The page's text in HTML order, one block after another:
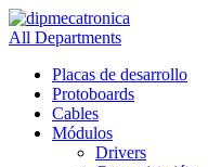
All Departments
Placas de desarrollo
Protoboards
Cables
Módulos
Drivers